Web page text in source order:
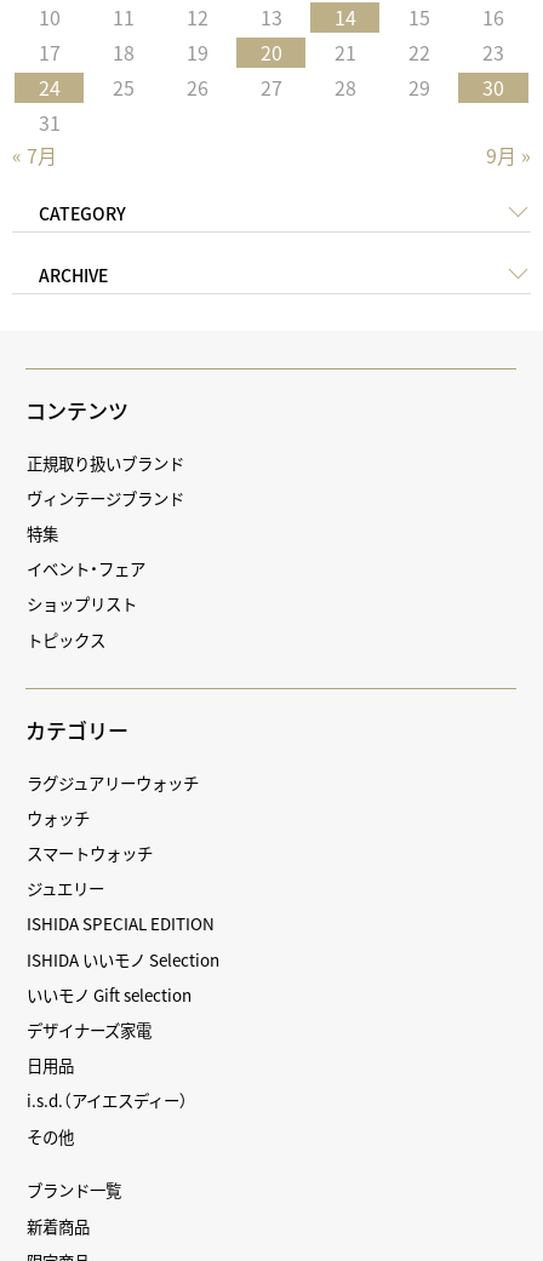
« 7月 9月 »
10
11 12 13 14 15
16
17
18 19 20 21 22
23
24
25 26 27 28 29
30
31
CATEGORY
ARCHIVE
コンテンツ
正規取り扱いブランド
ヴィンテージブランド
特集
イベント・フェア
ショップリスト
トピックス
カテゴリー
ラグジュアリーウォッチ
ウォッチ
スマートウォッチ
ジュエリー
ISHIDA SPECIAL EDITION
ISHIDA いいモノ Selection
いいモノ Gift selection
デザイナーズ家電
日用品
i.s.d.（アイエスディー）
その他
ブランド一覧
新着商品